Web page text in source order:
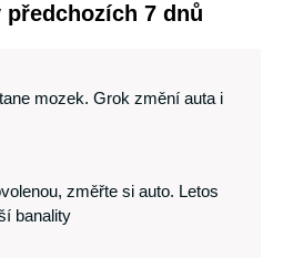
7 dnů
mozek. Grok změní auta i
změřte si auto. Letos
banality